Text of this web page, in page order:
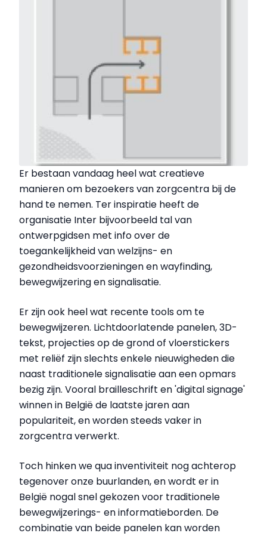
Er bestaan vandaag heel wat creatieve
manieren om bezoekers van zorgcentra bij de
hand te nemen. Ter inspiratie heeft de
organisatie Inter bijvoorbeeld tal van
ontwerpgidsen met info over de
toegankelijkheid van welzijns- en
gezondheidsvoorzieningen en wayfinding,
bewegwijzering en signalisatie.
Er zijn ook heel wat recente tools om te
bewegwijzeren. Lichtdoorlatende panelen, 3D-
tekst, projecties op de grond of vloerstickers
met reliëf zijn slechts enkele nieuwigheden die
naast traditionele signalisatie aan een opmars
bezig zijn. Vooral brailleschrift en 'digital signage'
winnen in België de laatste jaren aan
populariteit, en worden steeds vaker in
zorgcentra verwerkt.
Toch hinken we qua inventiviteit nog achterop
tegenover onze buurlanden, en wordt er in
België nogal snel gekozen voor traditionele
bewegwijzerings- en informatieborden. De
combinatie van beide panelen kan worden